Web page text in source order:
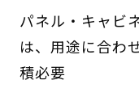
パネル・キャビ
は、用途に合わ
積必要